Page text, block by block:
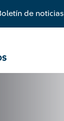
de noticias